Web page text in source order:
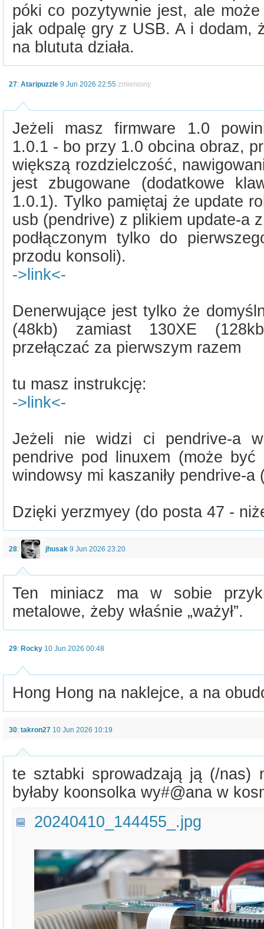
póki co pozytywnie jest, ale
jak odpalę gry z USB. A i dodam,
na blututa działa.
27: Ataripuzzle 9 Jun 2026 22:55 zmieniony
Jeżeli masz firmware 1.0
1.0.1 - bo przy 1.0 obcina obraz,
większą rozdzielczość,
jest zbugowane (dodatkowe
1.0.1). Tylko pamiętaj że update
usb (pendrive) z plikiem update-a
podłączonym tylko do
przodu konsoli).
->link<-
Denerwujące jest tylko że
(48kb) zamiast 130XE
przełączać za pierwszym razem
tu masz instrukcję:
->link<-
Jeżeli nie widzi ci pendrive-a
pendrive pod linuxem (może
windowsy mi kaszaniły pendrive-a
Dzięki yerzmyey (do posta 47 -
28: jhusak 9 Jun 2026 23:20
Ten miniacz ma w sobie
metalowe, żeby właśnie „ważył”.
29: Rocky 10 Jun 2026 00:48
Hong Hong na naklejce, a na
30: takron27 10 Jun 2026 10:19
te sztabki sprowadzają ją (/nas)
byłaby koonsolka wy#@ana w
20240410_144455_.jpg